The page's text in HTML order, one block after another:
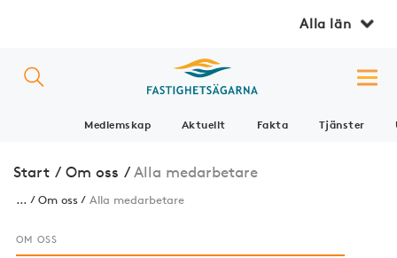
Alla län
Medlemskap Aktuellt Fakta Tjänster
Start / Om oss / Alla medarbetare
... Om oss Alla medarbetare
OM OSS